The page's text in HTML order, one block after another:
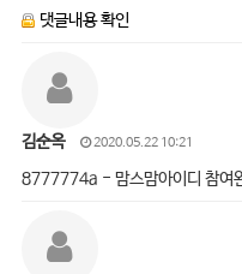
댓글내용 확인
김순옥 2020.05.22 10:21
8777774a - 맘스맘아이디 참여